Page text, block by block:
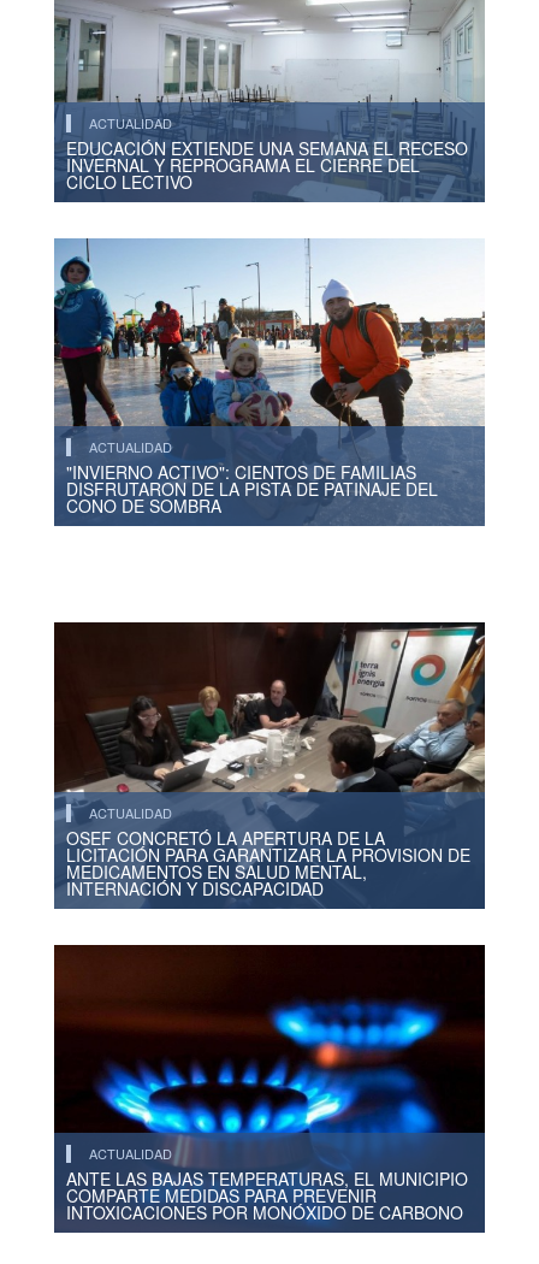
ACTUALIDAD
EDUCACIÓN EXTIENDE UNA SEMANA EL RECESO
INVERNAL Y REPROGRAMA EL CIERRE DEL
CICLO LECTIVO
ACTUALIDAD
"INVIERNO ACTIVO": CIENTOS DE FAMILIAS
DISFRUTARON DE LA PISTA DE PATINAJE DEL
CONO DE SOMBRA
ACTUALIDAD
OSEF CONCRETÓ LA APERTURA DE LA
LICITACIÓN PARA GARANTIZAR LA PROVISION DE
MEDICAMENTOS EN SALUD MENTAL,
INTERNACIÓN Y DISCAPACIDAD
ACTUALIDAD
ANTE LAS BAJAS TEMPERATURAS, EL MUNICIPIO
COMPARTE MEDIDAS PARA PREVENIR
INTOXICACIONES POR MONÓXIDO DE CARBONO